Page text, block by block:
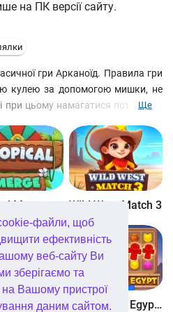
файли, щоб
ефективність
веб-сайту Ви
зберігаємо та
Вашому пристрої
даним сайтом.
на ПК версії сайту.
гри Арканоїд. Правила гри
кулею за допомогою мишки, не
при цьому намагатися потрапити
Але варто почати гру, як
колір, забарвлюючись у кольори
поки колір кульки-вибивної не
кулі. В цьому випадку верхня
відображаються праворуч.
Ще
Merge Wild West Match 3
Match 4 Wonders of Egypt Match